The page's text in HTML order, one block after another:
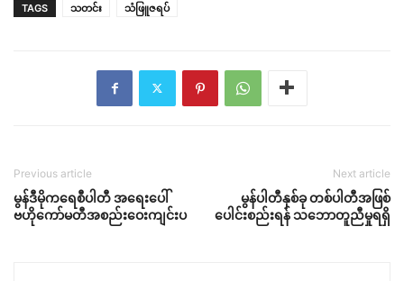
TAGS သတင်း သံဖြူဇရပ်
Previous article
မွန်ဒီမိုကရေစီပါတီ အရေးပေါ်
ဗဟိုကော်မတီအစည်းဝေးကျင်းပ
Next article
မွန်ပါတီနှစ်ခု တစ်ပါတီအဖြစ်
ပေါင်းစည်းရန် သဘောတူညီမှုရရှိ